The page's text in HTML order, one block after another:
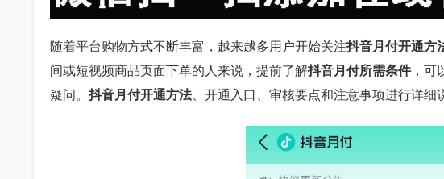
随着平台购物方式不断丰富，越来越多用户开始关注抖音月付开通方
间或短视频商品页面下单的人来说，提前了解抖音月付所需条件，可
疑问。 抖音月付开通方法、开通入口、审核要点和注意事项进行详细